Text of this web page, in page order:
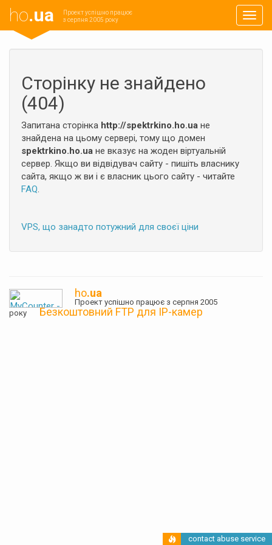
ho.ua
Проект успішно працює
з серпня 2005 року
Сторінку не знайдено
(404)
Запитана сторінка http://spektrkino.ho.ua не
знайдена на цьому сервері, тому що домен
spektrkino.ho.ua не вказує на жоден віртуальній
сервер. Якщо ви відвідувач сайту - пишіть власнику
сайта, якщо ж ви і є власник цього сайту - читайте
FAQ.
VPS, що занадто потужний для своєї ціни
ho.ua
Проект успішно працює з серпня 2005
року Безкоштовний FTP для IP-камер
contact abuse service